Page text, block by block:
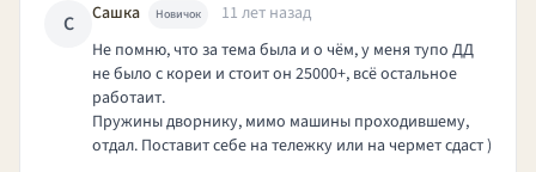
С Сашка Новичок
11 лет назад
Не помню, что за тема была и о чём, у меня тупо ДД
не было с кореи и стоит он 25000+, всё остальное
работаит.
Пружины дворнику, мимо машины проходившему,
отдал. Поставит себе на тележку или на чермет сдаст )